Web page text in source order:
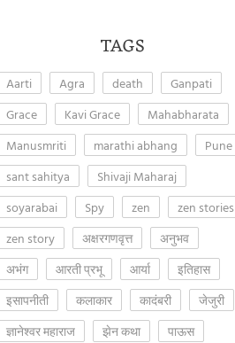
TAGS
Aarti Agra death
Ganpati
Grace
Kavi Grace
Mahabharata
Manusmriti
marathi abhang
Pune
sant sahitya
Shivaji Maharaj
soyarabai
Spy zen
zen stories
zen story
अक्षरगणवृत्त
अनुभव
अभंग
आरती प्रभू आर्या
इतिहास
इसापनीती
कलाकार कादंबरी
जेजुरी
ज्ञानेश्वर महाराज
झेन कथा
पाऊस